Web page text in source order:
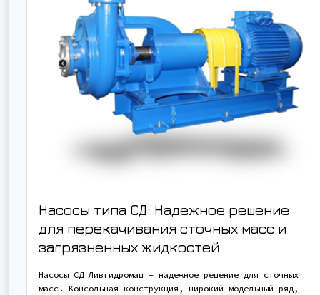
Насосы типа СД: Надежное решение
для перекачивания сточных масс и
загрязненных жидкостей
Насосы СД Ливгидромаш – надежное решение для сточных
масс. Консольная конструкция, широкий модельный ряд,